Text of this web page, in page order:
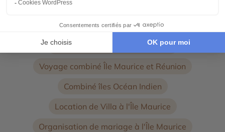
Voyage authentique à l'Ile Maurice
Voyage en famille Ile Maurice
Voyage de Noces à l'Île Maurice
Voyage combiné Île Maurice et Réunion
Combiné îles Océan Indien
Location de Villa à l'Île Maurice
Organisation de mariage à l'Île Maurice